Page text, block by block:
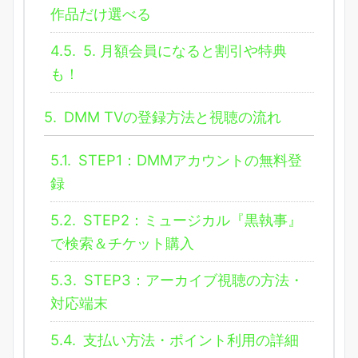
作品だけ選べる
4.5. 5. 月額会員になると割引や特典
も！
5. DMM TVの登録方法と視聴の流れ
5.1. STEP1：DMMアカウントの無料登
録
5.2. STEP2：ミュージカル『黒執事』
で検索＆チケット購入
5.3. STEP3：アーカイブ視聴の方法・
対応端末
5.4. 支払い方法・ポイント利用の詳細